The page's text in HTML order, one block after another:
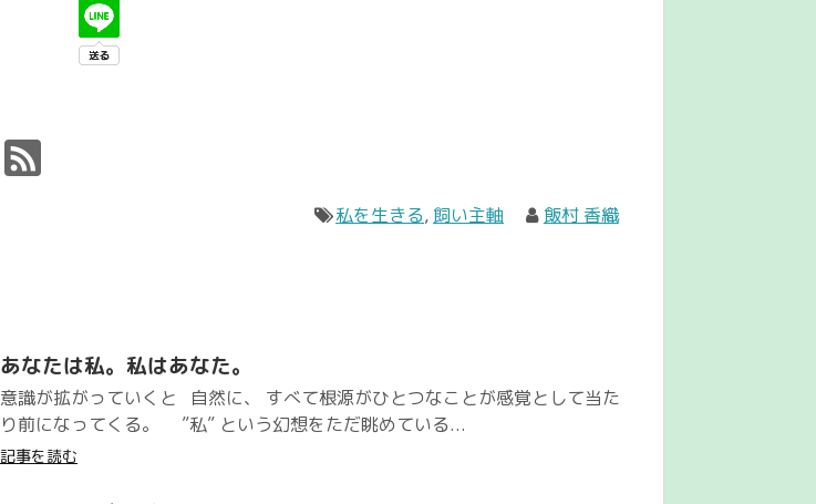
私を生きる, 飼い主軸 飯村 香織
あなたは私。私はあなた。
意識が拡がっていくと 自然に、 すべて根源がひとつなことが感覚として当た
り前になってくる。 ”私” という幻想をただ眺めている...
記事を読む